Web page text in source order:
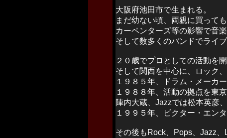
大阪府池田市で生まれる。
まだ幼ない頃、両親に買って
カーペンターズ等の影響で音
そして数多くのバンドでライ
２０歳でプロとしての活動を開
そして関西を中心に、ロック
１９８５年、ドラム・メーカ
１９８８年、活動の拠点を東
陣内大蔵、Jazzでは松本英彦
１９９５年、ビクター・エン
その後もRock、Pops、Jazz